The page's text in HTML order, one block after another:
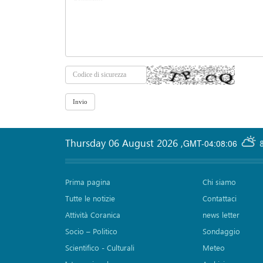
GMT-04:08:06
Thursday 06 August 2026 ,
Prima pagina
Tutte le notizie
Attività Coranica
Socio – Politico
Scientifico - Culturali
Chi siamo
Contattaci
news letter
Sondaggio
Meteo